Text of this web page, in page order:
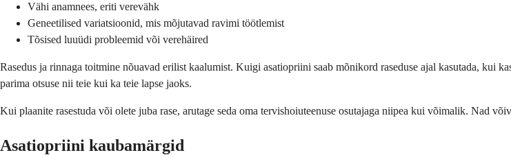
Vähi anamnees, eriti verevähk
Geneetilised variatsioonid, mis mõjutavad ravimi töötlemist
Tõsised luuüdi probleemid või verehäired
Rasedus ja rinnaga toitmine nõuavad erilist kaalumist. Kuigi asatiopriini saab mõnikord raseduse ajal kasutada, kui
parima otsuse nii teie kui ka teie lapse jaoks.
Kui plaanite rasestuda või olete juba rase, arutage seda oma tervishoiuteenuse osutajaga niipea kui võimalik. Nad
Asatiopriini kaubamärgid